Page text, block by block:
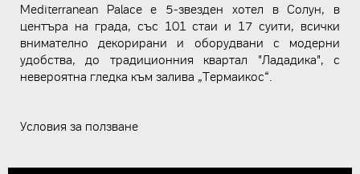
Mediterranean Palace е 5-звезден хотел в Солун, в
центъра на града, със 101 стаи и 17 суити, всички
внимателно декорирани и оборудвани с модерни
удобства, до традиционния квартал "Лададика", с
невероятна гледка към залива „Термаикос“.
Условия за ползване